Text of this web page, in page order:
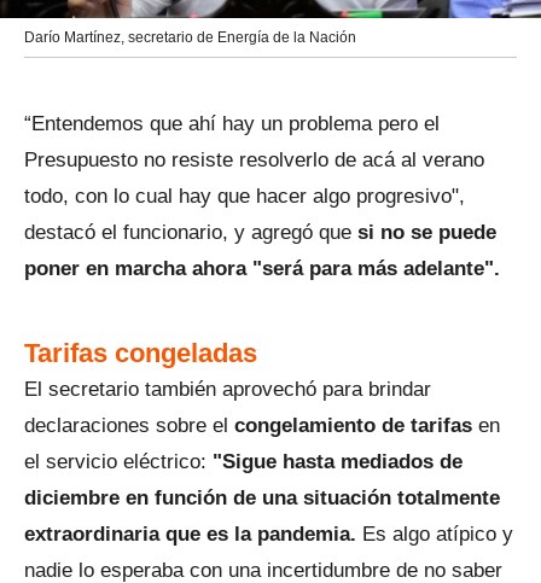
Darío Martínez, secretario de Energía de la Nación
“Entendemos que ahí hay un problema pero el
Presupuesto no resiste resolverlo de acá al verano
todo, con lo cual hay que hacer algo progresivo",
destacó el funcionario, y agregó que si no se puede
poner en marcha ahora "será para más adelante".
Tarifas congeladas
El secretario también aprovechó para brindar
declaraciones sobre el congelamiento de tarifas en
el servicio eléctrico: "Sigue hasta mediados de
diciembre en función de una situación totalmente
extraordinaria que es la pandemia. Es algo atípico y
nadie lo esperaba con una incertidumbre de no saber